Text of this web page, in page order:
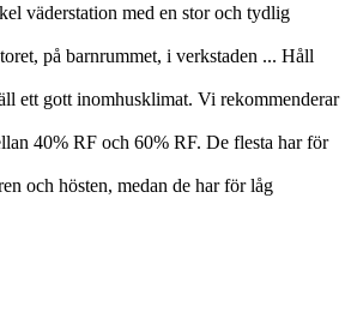
väderstation med en stor och tydlig
på barnrummet, i verkstaden ... Håll
ett gott inomhusklimat. Vi rekommenderar
40% RF och 60% RF. De flesta har för
och hösten, medan de har för låg